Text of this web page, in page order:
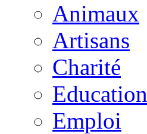
Animaux
Artisans
Charité
Education
Emploi